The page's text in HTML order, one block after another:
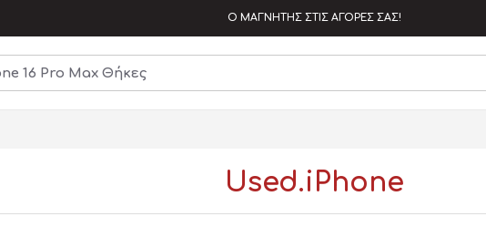
Ο ΜΑΓΝΗΤΗΣ ΣΤΙΣ ΑΓΟΡΕΣ ΣΑΣ!
Used.iPhone